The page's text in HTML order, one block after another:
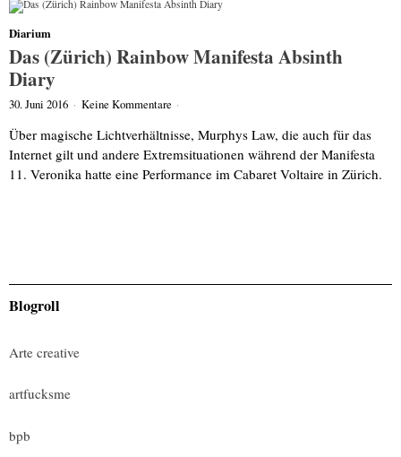
Diarium
Das (Zürich) Rainbow Manifesta Absinth
Diary
30. Juni 2016 · Keine Kommentare ·
Über magische Lichtverhältnisse, Murphys Law, die auch für das
Internet gilt und andere Extremsituationen während der Manifesta
11. Veronika hatte eine Performance im Cabaret Voltaire in Zürich.
Blogroll
Arte creative
artfucksme
bpb